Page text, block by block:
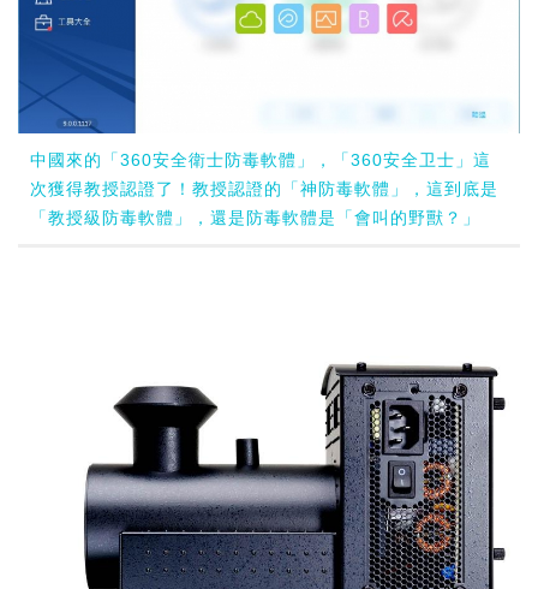
中國來的「360安全衛士防毒軟體」，「360安全卫士」這
次獲得教授認證了！教授認證的「神防毒軟體」，這到底是
「教授級防毒軟體」，還是防毒軟體是「會叫的野獸？」